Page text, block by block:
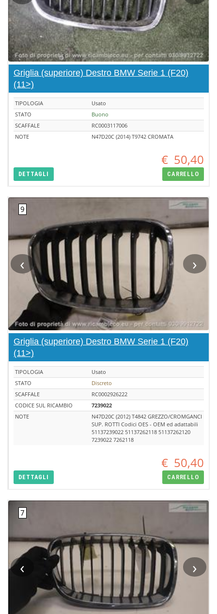
Griglia (superiore) Destro BMW Serie 1 (F20)
(11>)
TIPOLOGIA
Usato
STATO
Buono
SCAFFALE
RC0003117006
NOTE
N47D20C (2014) T9742 CROMATA
€ 50,40
DETTAGLI CARRELLO
‹ ›
Griglia (superiore) Destro BMW Serie 1 (F20)
(11>)
TIPOLOGIA
Usato
STATO
Discreto
SCAFFALE
RC0002926222
CODICE SUL RICAMBIO
7239022
NOTE
N47D20C (2012) T4842 GREZZO/CROMGANCI
SUP. ROTTI Codici OES - OEM ed adattabili
51137239022 51137262118 51137262120
7239022 7262118
€ 50,40
DETTAGLI CARRELLO
‹ ›